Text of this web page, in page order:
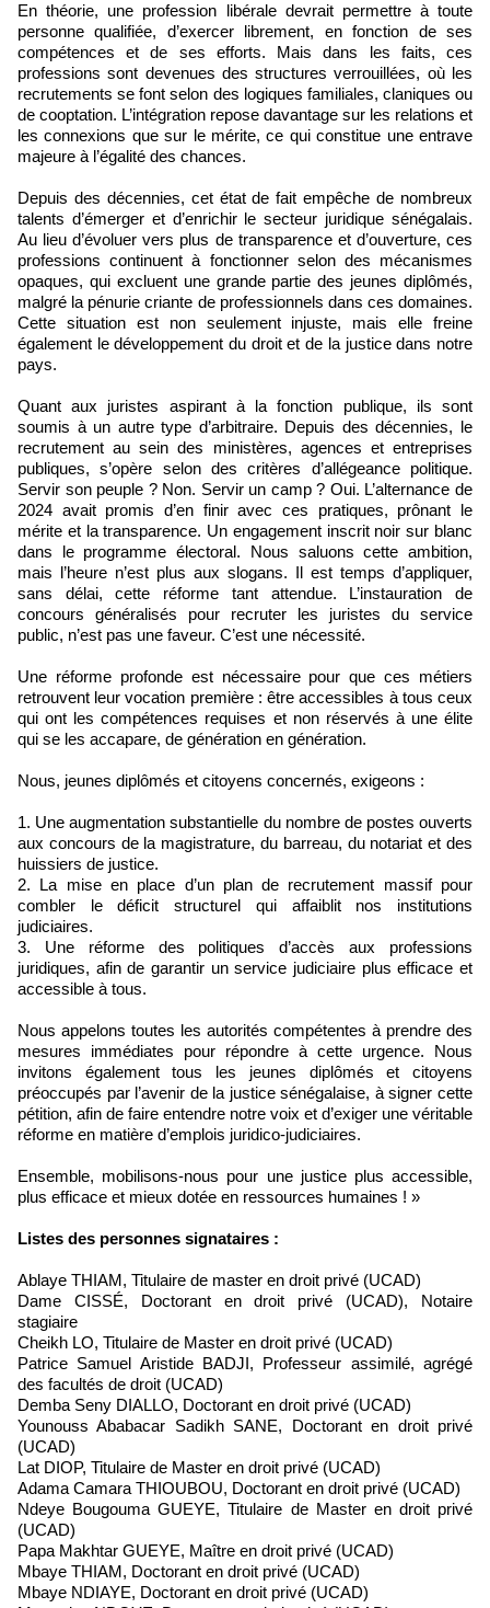
En théorie, une profession libérale devrait permettre à toute
personne qualifiée, d’exercer librement, en fonction de ses
compétences et de ses efforts. Mais dans les faits, ces
professions sont devenues des structures verrouillées, où les
recrutements se font selon des logiques familiales, claniques ou
de cooptation. L’intégration repose davantage sur les relations et
les connexions que sur le mérite, ce qui constitue une entrave
majeure à l’égalité des chances.
Depuis des décennies, cet état de fait empêche de nombreux
talents d’émerger et d’enrichir le secteur juridique sénégalais.
Au lieu d’évoluer vers plus de transparence et d’ouverture, ces
professions continuent à fonctionner selon des mécanismes
opaques, qui excluent une grande partie des jeunes diplômés,
malgré la pénurie criante de professionnels dans ces domaines.
Cette situation est non seulement injuste, mais elle freine
également le développement du droit et de la justice dans notre
pays.
Quant aux juristes aspirant à la fonction publique, ils sont
soumis à un autre type d’arbitraire. Depuis des décennies, le
recrutement au sein des ministères, agences et entreprises
publiques, s’opère selon des critères d’allégeance politique.
Servir son peuple ? Non. Servir un camp ? Oui. L’alternance de
2024 avait promis d’en finir avec ces pratiques, prônant le
mérite et la transparence. Un engagement inscrit noir sur blanc
dans le programme électoral. Nous saluons cette ambition,
mais l’heure n’est plus aux slogans. Il est temps d’appliquer,
sans délai, cette réforme tant attendue. L’instauration de
concours généralisés pour recruter les juristes du service
public, n’est pas une faveur. C’est une nécessité.
Une réforme profonde est nécessaire pour que ces métiers
retrouvent leur vocation première : être accessibles à tous ceux
qui ont les compétences requises et non réservés à une élite
qui se les accapare, de génération en génération.
Nous, jeunes diplômés et citoyens concernés, exigeons :
1. Une augmentation substantielle du nombre de postes ouverts
aux concours de la magistrature, du barreau, du notariat et des
huissiers de justice.
2. La mise en place d’un plan de recrutement massif pour
combler le déficit structurel qui affaiblit nos institutions
judiciaires.
3. Une réforme des politiques d’accès aux professions
juridiques, afin de garantir un service judiciaire plus efficace et
accessible à tous.
Nous appelons toutes les autorités compétentes à prendre des
mesures immédiates pour répondre à cette urgence. Nous
invitons également tous les jeunes diplômés et citoyens
préoccupés par l’avenir de la justice sénégalaise, à signer cette
pétition, afin de faire entendre notre voix et d’exiger une véritable
réforme en matière d’emplois juridico-judiciaires.
Ensemble, mobilisons-nous pour une justice plus accessible,
plus efficace et mieux dotée en ressources humaines ! »
Listes des personnes signataires :
Ablaye THIAM, Titulaire de master en droit privé (UCAD)
Dame CISSÉ, Doctorant en droit privé (UCAD), Notaire
stagiaire
Cheikh LO, Titulaire de Master en droit privé (UCAD)
Patrice Samuel Aristide BADJI, Professeur assimilé, agrégé
des facultés de droit (UCAD)
Demba Seny DIALLO, Doctorant en droit privé (UCAD)
Younouss Ababacar Sadikh SANE, Doctorant en droit privé
(UCAD)
Lat DIOP, Titulaire de Master en droit privé (UCAD)
Adama Camara THIOUBOU, Doctorant en droit privé (UCAD)
Ndeye Bougouma GUEYE, Titulaire de Master en droit privé
(UCAD)
Papa Makhtar GUEYE, Maître en droit privé (UCAD)
Mbaye THIAM, Doctorant en droit privé (UCAD)
Mbaye NDIAYE, Doctorant en droit privé (UCAD)